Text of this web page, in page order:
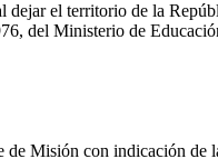
el territorio de la
del Ministerio de
Misión con indicación de